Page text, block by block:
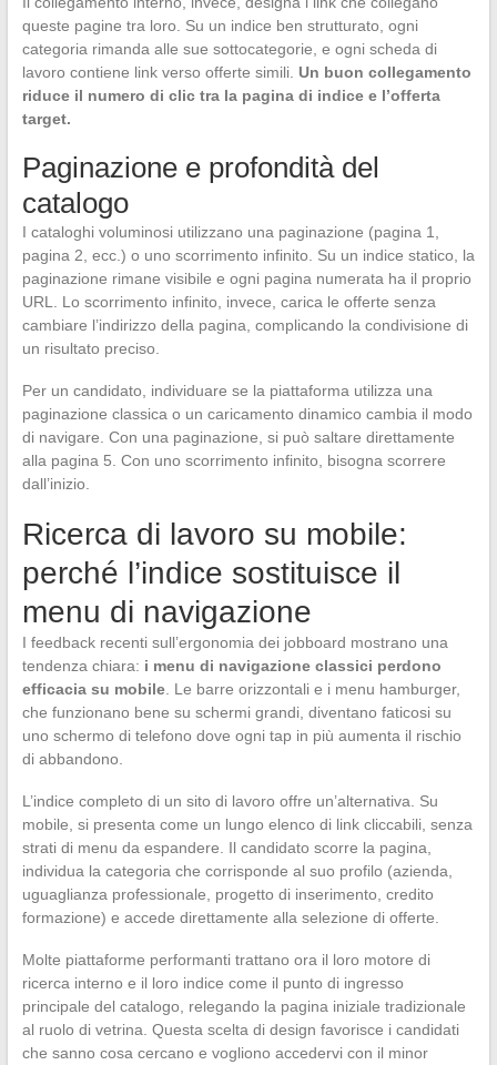
queste pagine tra loro. Su un indice ben strutturato, ogni
categoria rimanda alle sue sottocategorie, e ogni scheda di
lavoro contiene link verso offerte simili. Un buon collegamento
riduce il numero di clic tra la pagina di indice e l’offerta
target.
Paginazione e profondità del
catalogo
I cataloghi voluminosi utilizzano una paginazione (pagina 1,
pagina 2, ecc.) o uno scorrimento infinito. Su un indice statico, la
paginazione rimane visibile e ogni pagina numerata ha il proprio
URL. Lo scorrimento infinito, invece, carica le offerte senza
cambiare l’indirizzo della pagina, complicando la condivisione di
un risultato preciso.
Per un candidato, individuare se la piattaforma utilizza una
paginazione classica o un caricamento dinamico cambia il modo
di navigare. Con una paginazione, si può saltare direttamente
alla pagina 5. Con uno scorrimento infinito, bisogna scorrere
dall’inizio.
Ricerca di lavoro su mobile:
perché l’indice sostituisce il
menu di navigazione
I feedback recenti sull’ergonomia dei jobboard mostrano una
tendenza chiara: i menu di navigazione classici perdono
efficacia su mobile. Le barre orizzontali e i menu hamburger,
che funzionano bene su schermi grandi, diventano faticosi su
uno schermo di telefono dove ogni tap in più aumenta il rischio
di abbandono.
L’indice completo di un sito di lavoro offre un’alternativa. Su
mobile, si presenta come un lungo elenco di link cliccabili, senza
strati di menu da espandere. Il candidato scorre la pagina,
individua la categoria che corrisponde al suo profilo (azienda,
uguaglianza professionale, progetto di inserimento, credito
formazione) e accede direttamente alla selezione di offerte.
Molte piattaforme performanti trattano ora il loro motore di
ricerca interno e il loro indice come il punto di ingresso
principale del catalogo, relegando la pagina iniziale tradizionale
al ruolo di vetrina. Questa scelta di design favorisce i candidati
che sanno cosa cercano e vogliono accedervi con il minor